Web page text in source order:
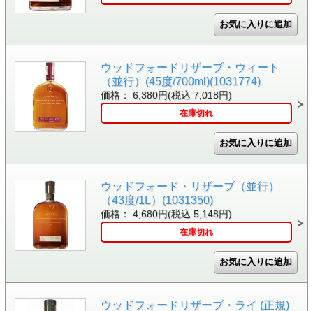
ウッドフォードリザーブ・ウィート
（並行）(45度/700ml)(1031774)
価格： 6,380円(税込 7,018円)
在庫切れ
ウッドフォード・リザーブ（並行）
（43度/1L）(1031350)
価格： 4,680円(税込 5,148円)
在庫切れ
ウッドフォードリザーブ・ライ (正規)